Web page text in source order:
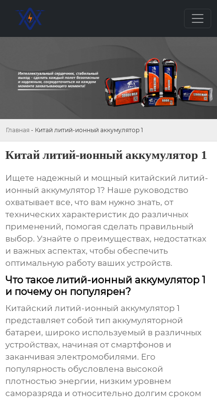
Главная - Китай литий-ионный аккумулятор 1
Китай литий-ионный аккумулятор 1
Ищете надежный и мощный китайский литий-
ионный аккумулятор 1? Наше руководство
охватывает все, что вам нужно знать, от
технических характеристик до различных
применений, помогая сделать правильный
выбор. Узнайте о преимуществах, недостатках
и важных аспектах, чтобы обеспечить
оптимальную работу ваших устройств.
Что такое литий-ионный аккумулятор 1
и почему он популярен?
Китайский литий-ионный аккумулятор 1
представляет собой тип аккумуляторной
батареи, широко используемый в различных
устройствах, начиная от смартфонов и
заканчивая электромобилями. Его
популярность обусловлена высокой
плотностью энергии, низким уровнем
саморазряда и относительно долгим сроком